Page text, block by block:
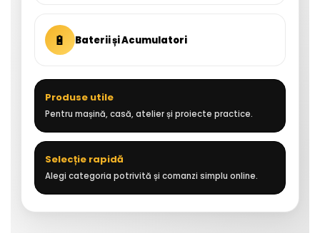
🔋 Baterii și Acumulatori
Produse utile
Pentru mașină, casă, atelier și proiecte practice.
Selecție rapidă
Alegi categoria potrivită și comanzi simplu online.